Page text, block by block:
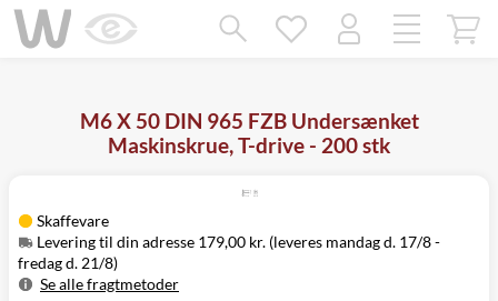
M6 X 50 DIN 965 FZB Undersænket
Maskinskrue, T-drive - 200 stk
Skaffevare
Levering til din adresse 179,00 kr. (leveres mandag d. 17/8 -
fredag d. 21/8)
Se alle fragtmetoder
Mangler chatten?
Ret samtykke!